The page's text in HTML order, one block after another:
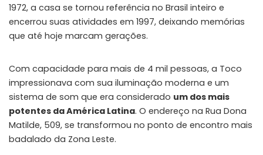
1972, a casa se tornou referência no Brasil inteiro e
encerrou suas atividades em 1997, deixando memórias
que até hoje marcam gerações.
Com capacidade para mais de 4 mil pessoas, a Toco
impressionava com sua iluminação moderna e um
sistema de som que era considerado um dos mais
potentes da América Latina. O endereço na Rua Dona
Matilde, 509, se transformou no ponto de encontro mais
badalado da Zona Leste.